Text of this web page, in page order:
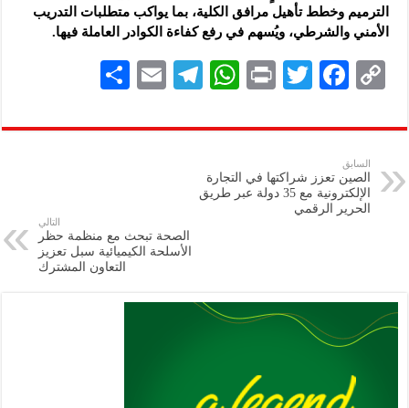
الترميم وخطط تأهيل مرافق الكلية، بما يواكب متطلبات التدريب
الأمني والشرطي، ويُسهم في رفع كفاءة الكوادر العاملة فيها.
C
p
y
Li
n
F
eb
k
T
tt
P
nt
W
at
A
Te
gr
E
ai
ar
السابق
الصين تعزز شراكتها في التجارة
الإلكترونية مع 35 دولة عبر طريق
الحرير الرقمي
التالي
الصحة تبحث مع منظمة حظر
الأسلحة الكيميائية سبل تعزيز
التعاون المشترك